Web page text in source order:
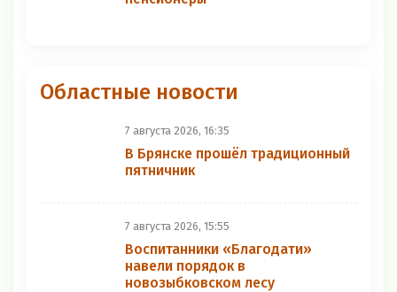
Областные новости
7 августа 2026, 16:35
В Брянске прошёл традиционный
пятничник
7 августа 2026, 15:55
Воспитанники «Благодати»
навели порядок в
новозыбковском лесу